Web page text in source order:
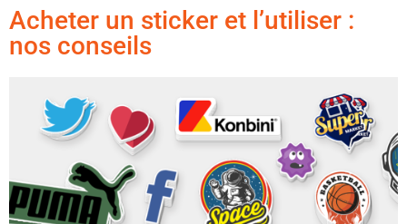
Acheter un sticker et l’utiliser :
nos conseils